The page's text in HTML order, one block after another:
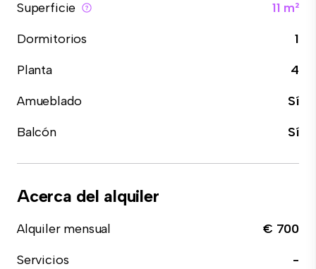
Superficie
11 m²
Dormitorios
1
Planta
4
Amueblado
Sí
Balcón
Sí
Acerca del alquiler
Alquiler mensual
€ 700
Servicios
-